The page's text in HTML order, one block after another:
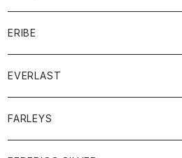
シャツ
Tシャツ
グッズ
帽子
トップス
シャツ
セーター
ボトム
ERIBE
ニット
EVERLAST
トップス
FARLEYS